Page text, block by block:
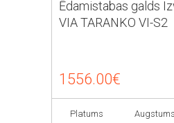
Ēdamistabas galds
VIA TARANKO VI-S2
1556.00€
Platums Augstums